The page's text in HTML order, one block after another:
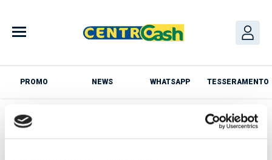
content
PROMO NEWS WHATSAPP TESSERAMENTO
Azienda